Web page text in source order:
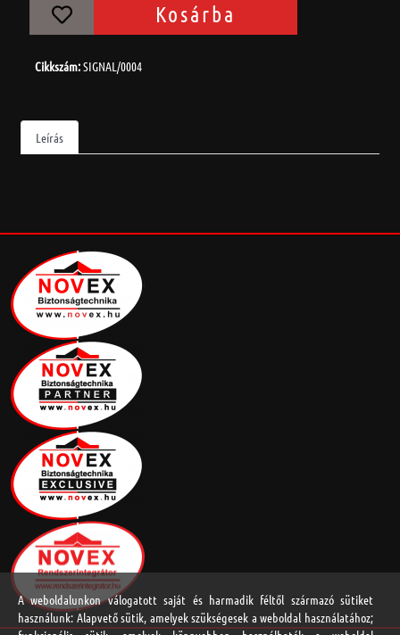
Kosárba
Cikkszám:SIGNAL/0004
Leírás
A weboldalunkon válogatott saját és harmadik féltől származó sütiket
használunk: Alapvető sütik, amelyek szükségesek a weboldal használatához;